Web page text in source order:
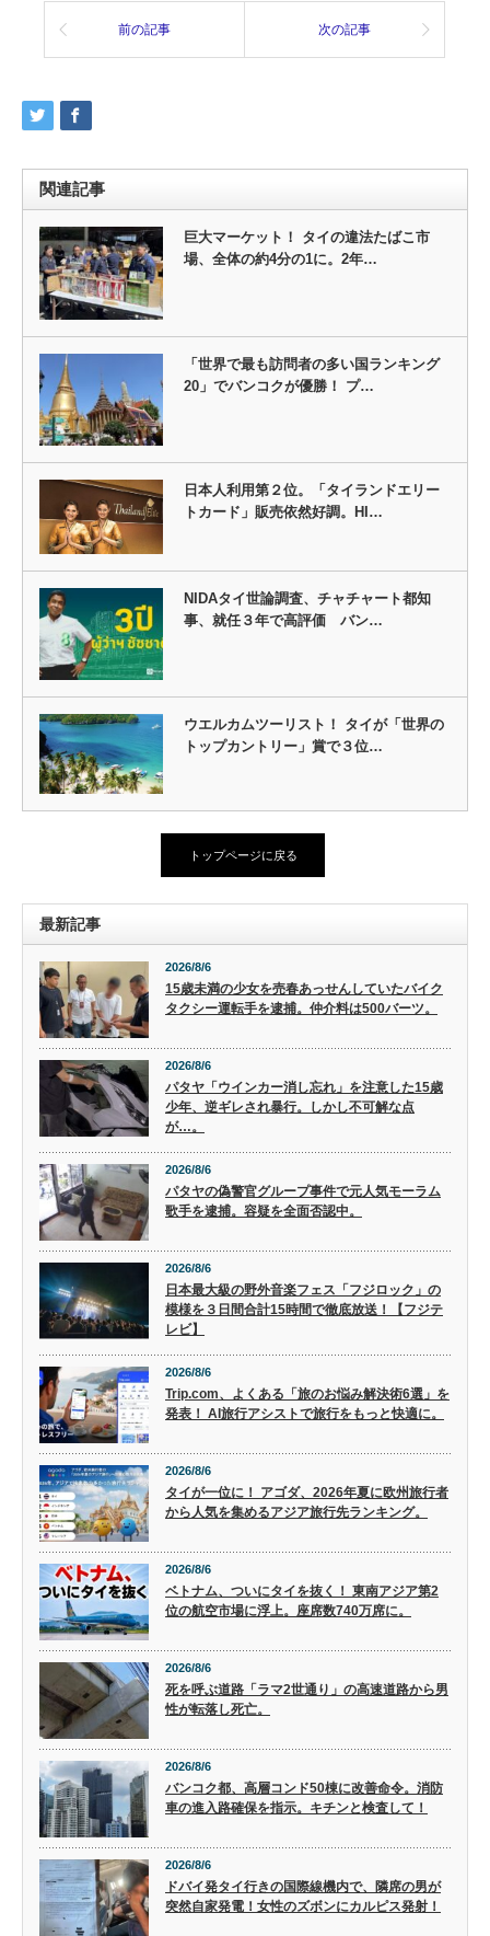
前の記事 次の記事
関連記事
巨大マーケット！ タイの違法たばこ市
場、全体の約4分の1に。2年…
「世界で最も訪問者の多い国ランキング
20」でバンコクが優勝！ プ…
日本人利用第２位。「タイランドエリー
トカード」販売依然好調。HI…
NIDAタイ世論調査、チャチャート都知
事、就任３年で高評価 バン…
ウエルカムツーリスト！ タイが「世界の
トップカントリー」賞で３位…
トップページに戻る
最新記事
2026/8/6
15歳未満の少女を売春あっせんしていたバイク
タクシー運転手を逮捕。仲介料は500バーツ。
2026/8/6
パタヤ「ウインカー消し忘れ」を注意した15歳
少年、逆ギレされ暴行。しかし不可解な点
が…。
2026/8/6
パタヤの偽警官グループ事件で元人気モーラム
歌手を逮捕。容疑を全面否認中。
2026/8/6
日本最大級の野外音楽フェス「フジロック」の
模様を３日間合計15時間で徹底放送！【フジテ
レビ】
2026/8/6
Trip.com、よくある「旅のお悩み解決術6選」を
発表！ AI旅行アシストで旅行をもっと快適に。
2026/8/6
タイが一位に！ アゴダ、2026年夏に欧州旅行者
から人気を集めるアジア旅行先ランキング。
2026/8/6
ベトナム、ついにタイを抜く！ 東南アジア第2
位の航空市場に浮上。座席数740万席に。
2026/8/6
死を呼ぶ道路「ラマ2世通り」の高速道路から男
性が転落し死亡。
2026/8/6
バンコク都、高層コンド50棟に改善命令。消防
車の進入路確保を指示。キチンと検査して！
2026/8/6
ドバイ発タイ行きの国際線機内で、隣席の男が
突然自家発電！女性のズボンにカルピス発射！